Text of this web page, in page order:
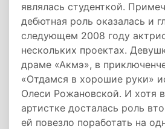
являлась студенткой.
дебютная роль оказалась и
следующем 2008 году
нескольких проектах.
драме «Акмэ», в
«Отдамся в хорошие руки»
Олеси Рожановской. И хотя
артистке досталась роль
ей повезло поработать на